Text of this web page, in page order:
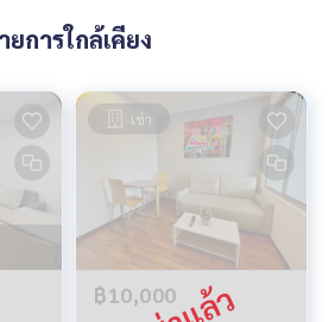
ยการใกล้เคียง
เช่า
฿10,000